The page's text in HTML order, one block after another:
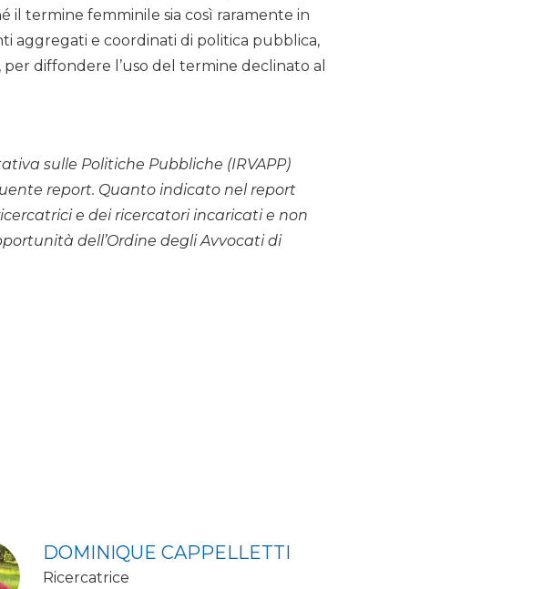
il termine femminile sia così raramente in
aggregati e coordinati di politica pubblica,
diffondere l’uso del termine declinato al
sulle Politiche Pubbliche (IRVAPP)
report. Quanto indicato nel report
e dei ricercatori incaricati e non
dell’Ordine degli Avvocati di
DOMINIQUE CAPPELLETTI
Ricercatrice